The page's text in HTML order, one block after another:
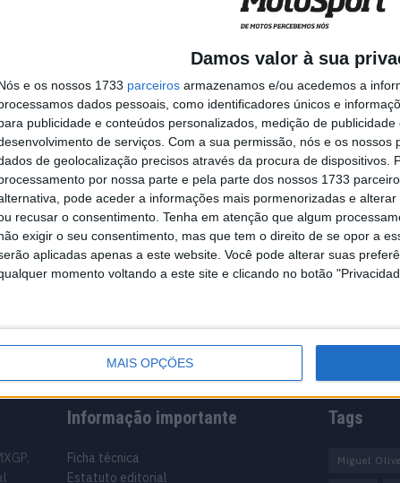
Damos valor à sua
e os nossos 1733 parceiros armazenamos e/ou acedemos a
dados pessoais, como identificadores únicos e
publicidade e conteúdos personalizados, medição de
de serviços. Com a sua permissão, nós e os nossos
de geolocalização precisos através da procura de dispositivos.
por nossa parte e pela parte dos nossos 1733
pode aceder a informações mais pormenorizadas e
recusar o consentimento. Tenha em atenção que algum
exigir o seu consentimento, mas que tem o direito de se opor a
aplicadas apenas a este website. Você pode alterar suas
momento voltando a este site e clicando no botão
MAIS OPÇÕES
MARCA ITALIANA DE
SPA, ANUNCIAM A PARCERIA
Informação importante
Ficha técnica
Estatuto editorial
Tags
Miguel